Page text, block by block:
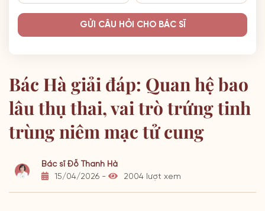
GỬI CÂU HỎI CHO BÁC SĨ
Bác Hà giải đáp: Quan hệ bao
lâu thụ thai, vai trò trứng tinh
trùng niêm mạc tử cung
Bác sĩ Đỗ Thanh Hà
15/04/2026 -
2004 lượt xem